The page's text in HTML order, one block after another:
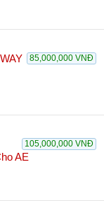
85,000,000 VNĐ
105,000,000 VNĐ
AE